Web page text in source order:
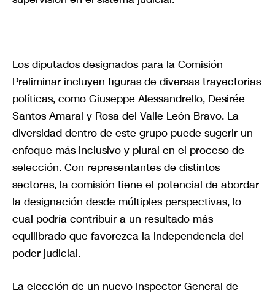
Los diputados designados para la Comisión
Preliminar incluyen figuras de diversas trayectorias
políticas, como Giuseppe Alessandrello, Desirée
Santos Amaral y Rosa del Valle León Bravo. La
diversidad dentro de este grupo puede sugerir un
enfoque más inclusivo y plural en el proceso de
selección. Con representantes de distintos
sectores, la comisión tiene el potencial de abordar
la designación desde múltiples perspectivas, lo
cual podría contribuir a un resultado más
equilibrado que favorezca la independencia del
poder judicial.
La elección de un nuevo Inspector General de